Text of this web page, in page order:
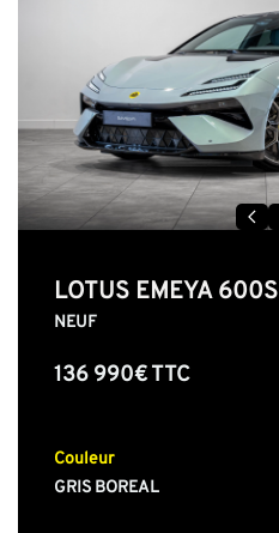
LOTUS EMEYA 600S
NEUF
136 990€ TTC
Couleur
GRIS BOREAL